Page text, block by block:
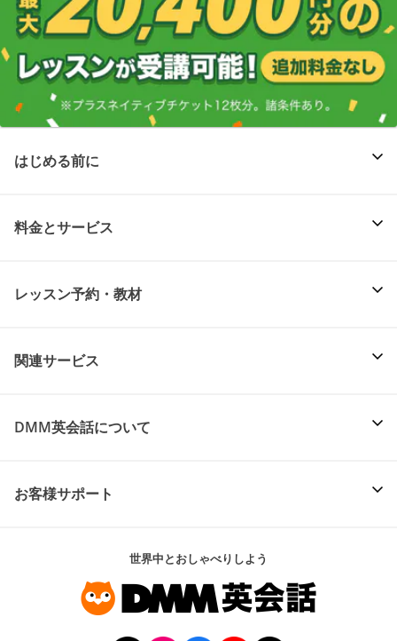
はじめる前に
料金とサービス
レッスン予約・教材
関連サービス
DMM英会話について
お客様サポート
世界中とおしゃべりしよう